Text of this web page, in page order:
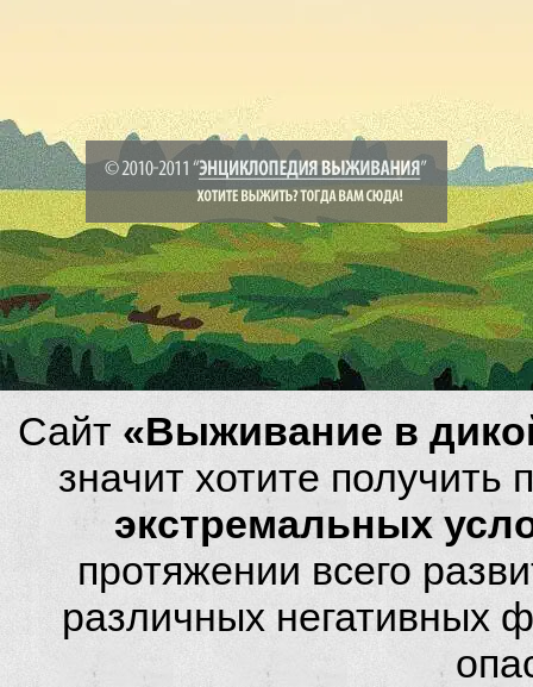
Сайт «Выживание в
значит хотите
экстремальных
протяжении всего
различных негативных